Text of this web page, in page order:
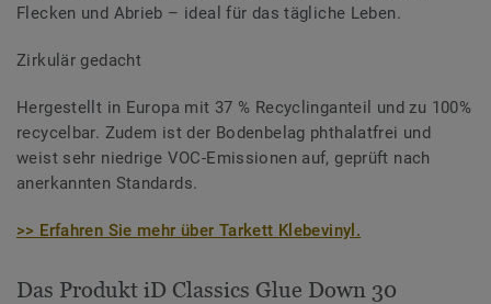
Flecken und Abrieb – ideal für das tägliche Leben.
Zirkulär gedacht
Hergestellt in Europa mit 37 % Recyclinganteil und zu 100%
recycelbar. Zudem ist der Bodenbelag phthalatfrei und
weist sehr niedrige VOC-Emissionen auf, geprüft nach
anerkannten Standards.
>> Erfahren Sie mehr über Tarkett Klebevinyl.
Das Produkt iD Classics Glue Down 30